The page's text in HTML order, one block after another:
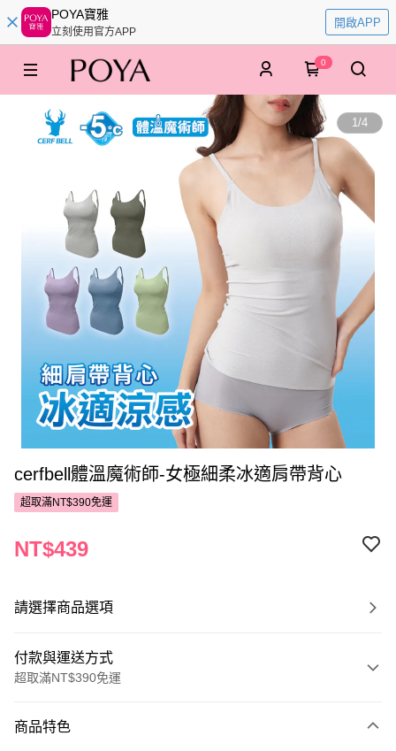
POYA寶雅
立刻使用官方APP
開啟APP
0
1/4
cerfbell體溫魔術師-女極細柔冰適肩帶背心
超取滿NT$390免運
NT$439
請選擇商品選項
付款與運送方式
超取滿NT$390免運
POYA支付
商品特色